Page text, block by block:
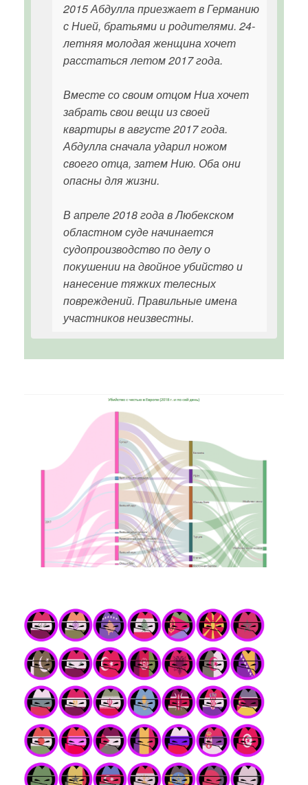
2015 Абдулла приезжает в Германию
с Нией, братьями и родителями. 24-
летняя молодая женщина хочет
расстаться летом 2017 года.
Вместе со своим отцом Ниа хочет
забрать свои вещи из своей
квартиры в августе 2017 года.
Абдулла сначала ударил ножом
своего отца, затем Нию. Оба они
опасны для жизни.
В апреле 2018 года в Любекском
областном суде начинается
судопроизводство по делу о
покушении на двойное убийство и
нанесение тяжких телесных
повреждений. Правильные имена
участников неизвестны.